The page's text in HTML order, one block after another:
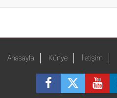
Anasayfa Künye İletişim